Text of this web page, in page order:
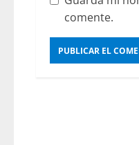
comente.